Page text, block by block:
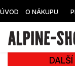
ÚVOD O NÁKUPU